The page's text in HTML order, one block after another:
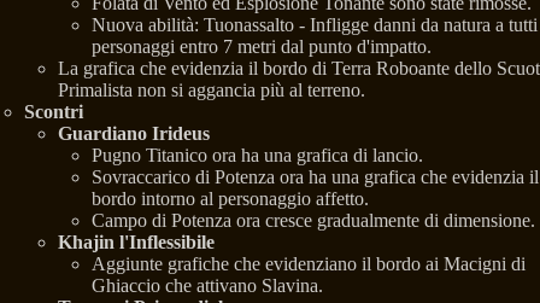
Nuova abilità: Tuonassalto - Infligge danni da natura a
personaggi entro 7 metri dal punto d'impatto.
La grafica che evidenzia il bordo di Terra Roboante dello
Primalista non si aggancia più al terreno.
Scontri
Guardiano Irideus
Pugno Titanico ora ha una grafica di lancio.
Sovraccarico di Potenza ora ha una grafica che evidenzia il
bordo intorno al personaggio affetto.
Campo di Potenza ora cresce gradualmente di dimensione.
Khajin l'Inflessibile
Aggiunte grafiche che evidenziano il bordo ai Macigni di
Ghiaccio che attivano Slavina.